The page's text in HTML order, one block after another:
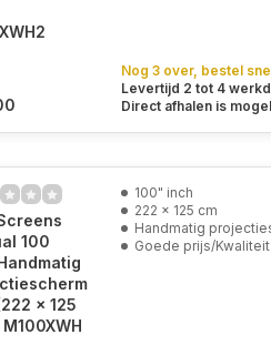
Nog 3 over, bestel
Levertijd 2 tot 4
Direct afhalen is
100
x 125
100" inch
222 x 125 cm
Handmatig
Goede prijs/Kwaliteit